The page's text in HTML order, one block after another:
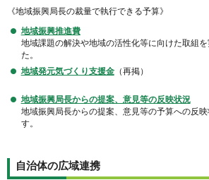
《地域振興局長の裁量で執行できる予算》
地域振興推進費
地域課題の解決や地域の活性化等に向けた取組
た。
地域発元気づくり支援金（再掲）
地域振興局長からの提案、意見等の反映状況
地域振興局長からの提案、意見等の予算への反
す。
自治体の広域連携